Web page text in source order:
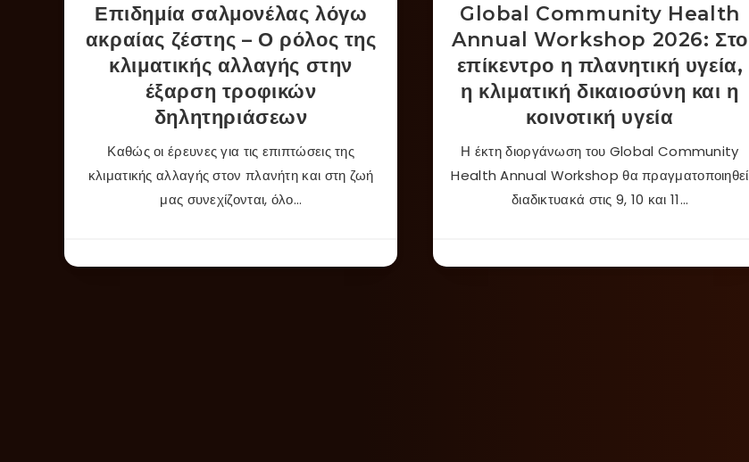
Επιδημία σαλμονέλας λόγω
ακραίας ζέστης – Ο ρόλος της
κλιματικής αλλαγής στην
έξαρση τροφικών
δηλητηριάσεων
Καθώς οι έρευνες για τις επιπτώσεις της
κλιματικής αλλαγής στον πλανήτη και στη ζωή
μας συνεχίζονται, όλο…
Global Community Health
Annual Workshop 2026: Στο
επίκεντρο η πλανητική υγεία,
η κλιματική δικαιοσύνη και η
κοινοτική υγεία
Η έκτη διοργάνωση του Global Community
Health Annual Workshop θα πραγματοποιηθεί
διαδικτυακά στις 9, 10 και 11…